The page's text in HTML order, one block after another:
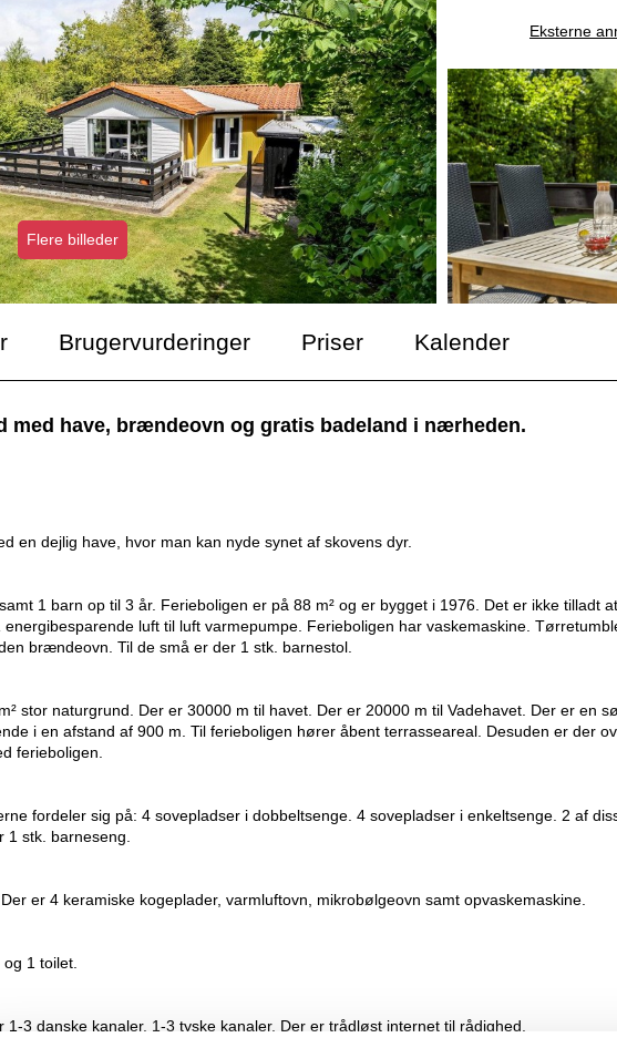
Flere billeder
Eksterne
Brugervurderinger Priser Kalender
med have, brændeovn og gratis badeland i nærheden.
en dejlig have, hvor man kan nyde synet af skovens dyr.
1 barn op til 3 år. Ferieboligen er på 88 m² og er bygget i 1976. Det er ikke tilladt
luft til luft varmepumpe. Ferieboligen har vaskemaskine.
brændeovn. Til de små er der 1 stk. barnestol.
stor naturgrund. Der er 30000 m til havet. Der er 20000 m til Vadehavet. Der er en
i en afstand af 900 m. Til ferieboligen hører åbent terrasseareal. Desuden er der
ferieboligen.
fordeler sig på: 4 sovepladser i dobbeltsenge. 4 sovepladser i enkeltsenge. 2 af
1 stk. barneseng.
er 4 keramiske kogeplader, varmluftovn, mikrobølgeovn samt opvaskemaskine.
1 toilet.
1-3 danske kanaler. 1-3 tyske kanaler. Der er trådløst internet til rådighed.